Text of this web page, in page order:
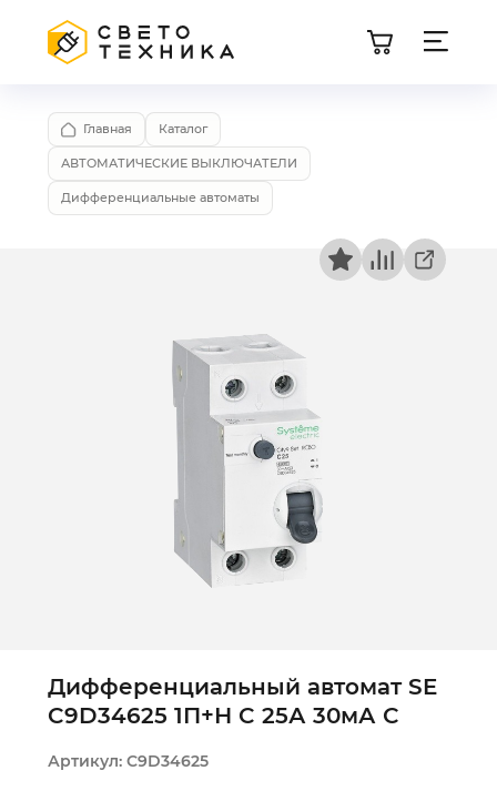
Главная Каталог
АВТОМАТИЧЕСКИЕ ВЫКЛЮЧАТЕЛИ
Дифференциальные автоматы
Дифференциальный автомат SE
C9D34625 1П+Н C 25А 30мА С
Артикул: C9D34625